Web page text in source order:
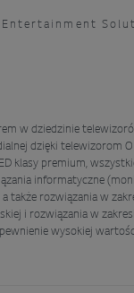
w dziedzinie
dzięki telewizorom
klasy premium,
informatyczne
także rozwiązania w
i rozwiązania w
wysokiej